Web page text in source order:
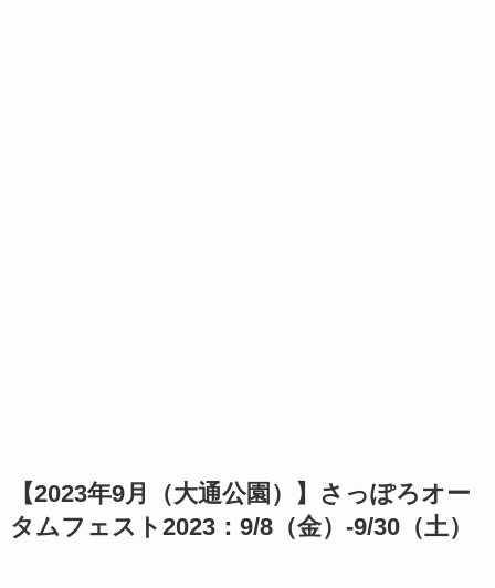
【2023年9月（大通公園）】さっぽろオー
タムフェスト2023：9/8（金）-9/30（土）